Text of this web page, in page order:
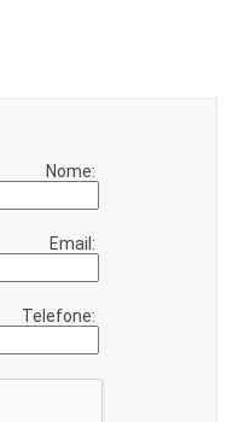
Nome:
Email:
Telefone: